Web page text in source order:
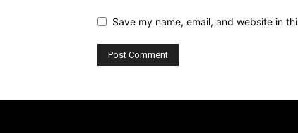
Save my name, email, and website in